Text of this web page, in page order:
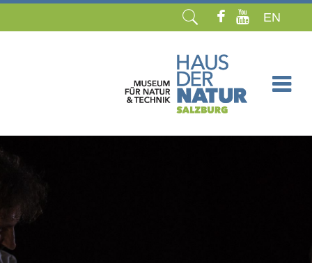
EN
überspringen